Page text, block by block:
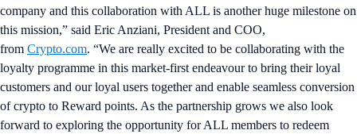
company and this collaboration with ALL is another huge milestone on
this mission,” said Eric Anziani, President and COO,
from Crypto.com. “We are really excited to be collaborating with the
loyalty programme in this market-first endeavour to bring their loyal
customers and our loyal users together and enable seamless conversion
of crypto to Reward points. As the partnership grows we also look
forward to exploring the opportunity for ALL members to redeem